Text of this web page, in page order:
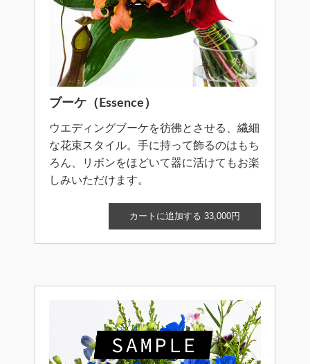
ブーケ（Essence）
ウエディングブーケを彷彿とさせる、繊細
な花束スタイル。手に持って飾るのはもち
ろん、リボンをほどいて器に活けてもお楽
しみいただけます。
カートに追加する 33,000円